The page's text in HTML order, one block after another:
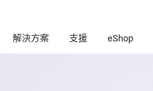
解決方案 支援 eShop